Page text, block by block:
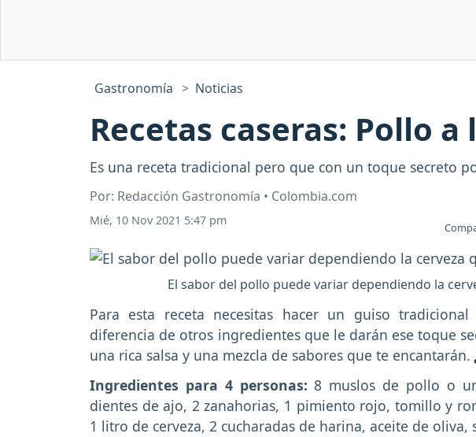
Gastronomía Noticias
Recetas caseras: Pollo
Es una receta tradicional pero que con un toque secreto
Por: Redacción Gastronomía • Colombia.com
Mié, 10 Nov 2021 5:47 pm
El sabor del pollo puede variar dependiendo la
Para esta receta necesitas hacer un guiso
diferencia de otros ingredientes que le darán ese toque
una rica salsa y una mezcla de sabores que te encantarán.
Ingredientes para 4 personas: 8 muslos de pollo o
dientes de ajo, 2 zanahorias, 1 pimiento rojo, tomillo y
1 litro de cerveza, 2 cucharadas de harina, aceite de